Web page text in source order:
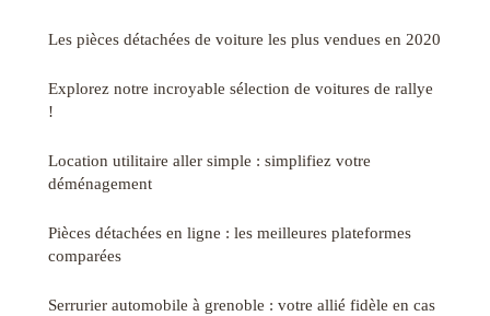
Les pièces détachées de voiture les plus vendues en 2020
Explorez notre incroyable sélection de voitures de rallye
!
Location utilitaire aller simple : simplifiez votre
déménagement
Pièces détachées en ligne : les meilleures plateformes
comparées
Serrurier automobile à grenoble : votre allié fidèle en cas